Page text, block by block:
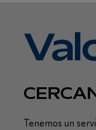
Tenemos un